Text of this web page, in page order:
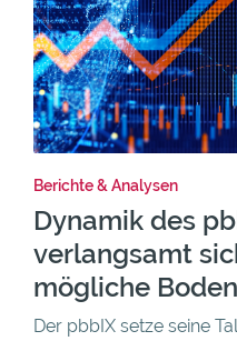
Berichte & Analysen
Dynamik des
verlangsamt
mögliche
Der pbbIX setze seine